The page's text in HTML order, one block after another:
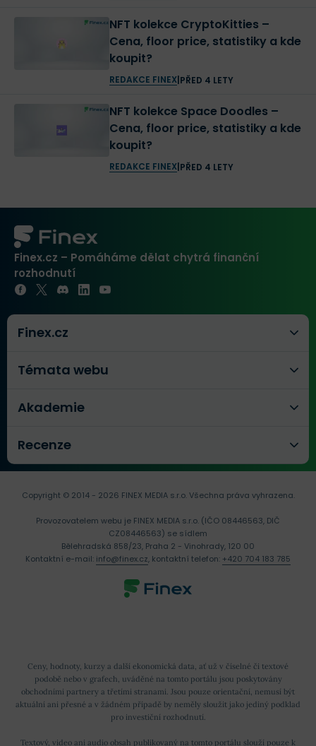
NFT kolekce CryptoKitties –
Cena, floor price, statistiky a kde
koupit?
REDAKCE FINEX| PŘED 4 LETY
NFT kolekce Space Doodles –
Cena, floor price, statistiky a kde
koupit?
REDAKCE FINEX| PŘED 4 LETY
Finex.cz – Pomáháme dělat chytrá finanční
rozhodnutí
Finex.cz
Témata webu
Akademie
Recenze
Ceny, hodnoty, kurzy a další ekonomická data, ať už v číselné či textové
podobě nebo v grafech, uváděné na tomto portálu jsou poskytovány
obchodními partnery a třetími stranami. Jsou pouze orientační, nemusí být
aktuální ani přesné a v žádném případě by neměly sloužit jako jediný podklad
pro investiční rozhodnutí.
Textový, video ani audio obsah publikovaný na tomto portálu slouží pouze k
Copyright © 2014 - 2026 FINEX MEDIA s.r.o.Všechna práva vyhrazena.
Provozovatelem webu je FINEX MEDIA s.r.o. (IČO 08446563, DIČ
CZ08446563) se sídlem
Bělehradská 858/23, Praha 2 - Vinohrady, 120 00
Kontaktní e-mail: info@finex.cz, kontaktní telefon: +420 704 183 785